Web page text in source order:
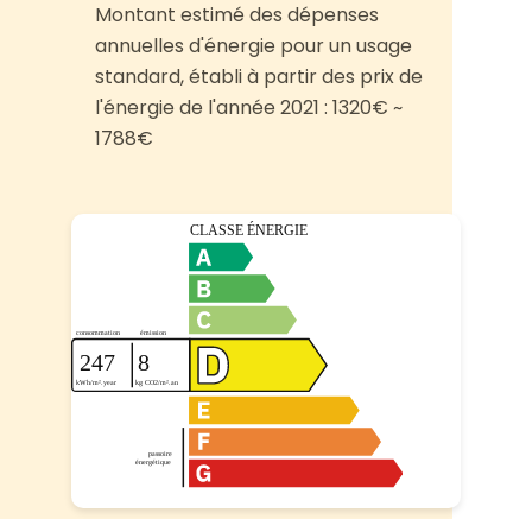
Montant estimé des dépenses
annuelles d'énergie pour un usage
standard, établi à partir des prix de
l'énergie de l'année 2021 : 1320€ ~
1788€